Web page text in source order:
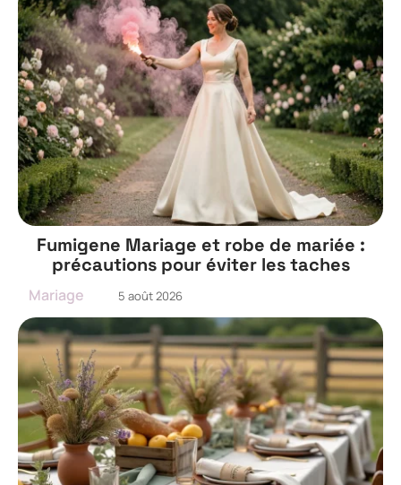
Fumigene Mariage et robe de mariée :
précautions pour éviter les taches
Mariage 5 août 2026